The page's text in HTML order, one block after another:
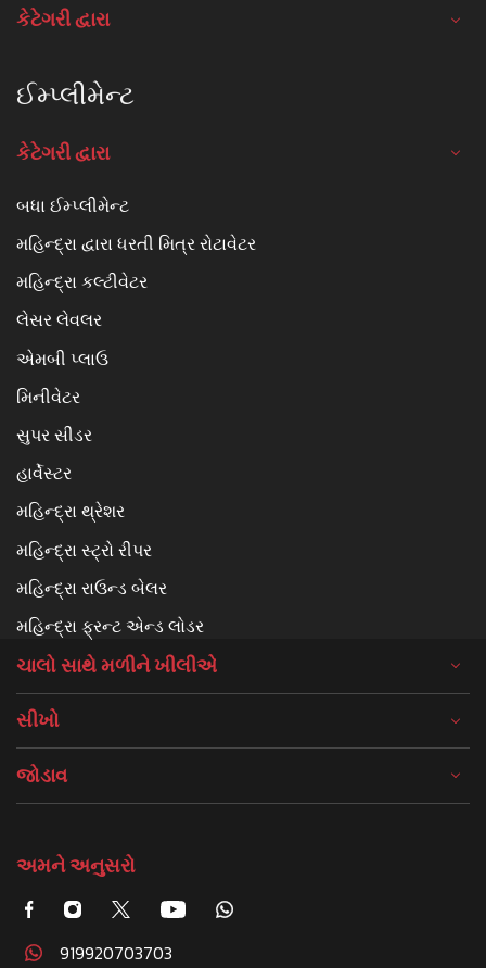
કેટેગરી દ્વારા
ઈમ્પ્લીમેન્ટ
કેટેગરી દ્વારા
બધા ઈમ્પ્લીમેન્ટ
મહિન્દ્રા દ્વારા ધરતી મિત્ર રોટાવેટર
મહિન્દ્રા કલ્ટીવેટર
લેસર લેવલર
એમબી પ્લાઉ
મિનીવેટર
સુપર સીડર
હાર્વેસ્ટર
મહિન્દ્રા થ્રેશર
મહિન્દ્રા સ્ટ્રો રીપર
મહિન્દ્રા રાઉન્ડ બેલર
મહિન્દ્રા ફ્રન્ટ એન્ડ લોડર
ચાલો સાથે મળીને ખીલીએ
સીખો
જોડાવ
અમને અનુસરો
919920703703